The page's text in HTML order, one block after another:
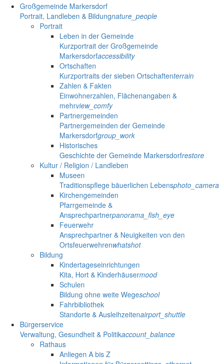
Großgemeinde Markersdorf
Portrait, Landleben & Bildungnature_people
Portrait
Leben in der Gemeinde
Kurzportrait der Großgemeinde
Markersdorfaccessibility
Ortschaften
Kurzportraits der sieben Ortschaftenterrain
Zahlen & Fakten
Einwohnerzahlen, Flächenangaben &
mehrview_comfy
Partnergemeinden
Partnergemeinden der Gemeinde
Markersdorfgroup_work
Historisches
Geschichte der Gemeinde Markersdorfrestore
Kultur / Religion / Landleben
Museen
Traditionspflege bäuerlichen Lebensphoto_camera
Kirchengemeinden
Pfarrgemeinde &
Ansprechpartnerpanorama_fish_eye
Feuerwehr
Ansprechpartner & Neuigkeiten von den
Ortsfeuerwehrenwhatshot
Bildung
Kindertageseinrichtungen
Kita, Hort & Kinderhäusermood
Schulen
Bildung ohne weite Wegeschool
Fahrbibliothek
Standorte & Ausleihzeitenairport_shuttle
Bürgerservice
Verwaltung, Gesundheit & Politikaccount_balance
Rathaus
Anliegen A bis Z